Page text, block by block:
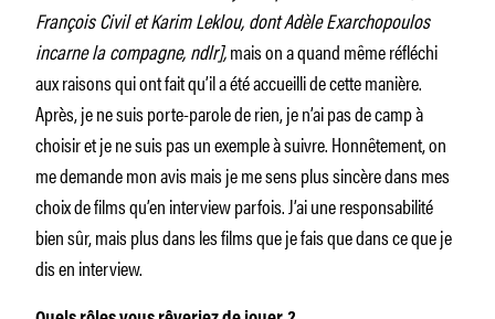
François Civil et Karim Leklou, dont Adèle Exarchopoulos
incarne la compagne, ndlr],mais on a quand même réfléchi
aux raisons qui ont fait qu’il a été accueilli de cette manière.
Après, je ne suis porte-parole de rien, je n’ai pas de camp à
choisir et je ne suis pas un exemple à suivre. Honnêtement, on
me demande mon avis mais je me sens plus sincère dans mes
choix de films qu’en interview parfois. J’ai une responsabilité
bien sûr, mais plus dans les films que je fais que dans ce que je
dis en interview.